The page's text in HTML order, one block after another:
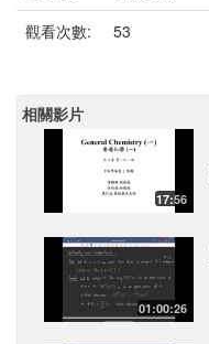
觀看次數:
53
相關影片
17:56
01:00:26